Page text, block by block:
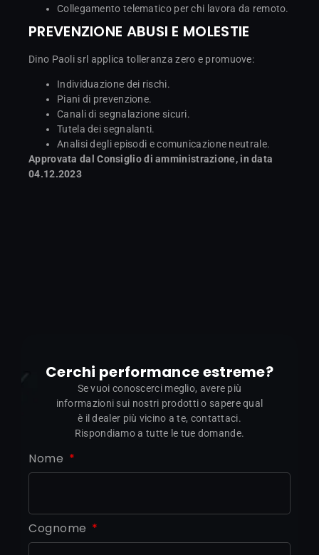
Collegamento telematico per chi lavora da remoto.
PREVENZIONE ABUSI E MOLESTIE
Dino Paoli srl applica tolleranza zero e promuove:
Individuazione dei rischi.
Piani di prevenzione.
Canali di segnalazione sicuri.
Tutela dei segnalanti.
Analisi degli episodi e comunicazione neutrale.
Approvata dal Consiglio di amministrazione, in data
04.12.2023
Cerchi performance estreme?
Se vuoi conoscerci meglio, avere più
informazioni sui nostri prodotti o sapere qual
è il dealer più vicino a te, contattaci.
Rispondiamo a tutte le tue domande.
Nome
Cognome